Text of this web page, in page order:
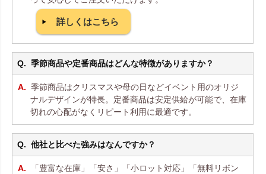
詳しくはこちら
季節商品や定番商品はどんな特徴がありますか？
季節商品はクリスマスや母の日などイベント用のオリジ
ナルデザインが特長。定番商品は安定供給が可能で、在庫
切れの心配がなくリピート利用に最適です。
他社と比べた強みはなんですか？
「豊富な在庫」「安さ」「小ロット対応」「無料リボン